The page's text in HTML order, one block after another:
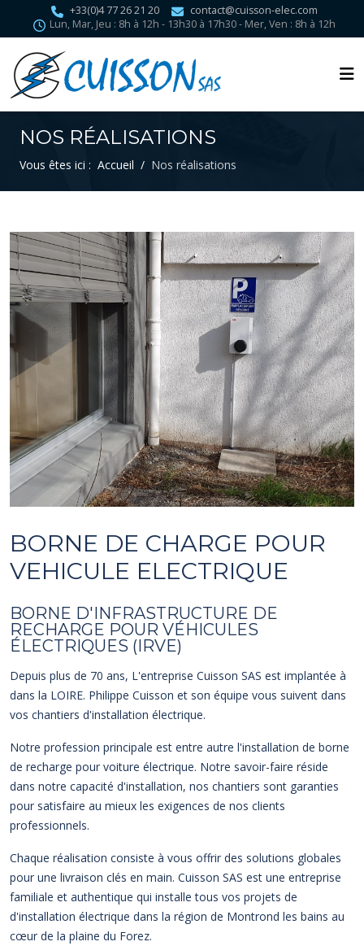
+33(0)4 77 26 21 20
contact@cuisson-elec.com
Lun, Mar, Jeu : 8h à 12h - 13h30 à 17h30 - Mer, Ven : 8h à 12h
NOS RÉALISATIONS
Vous êtes ici : Accueil Nos réalisations
BORNE DE CHARGE POUR
VEHICULE ELECTRIQUE
BORNE D'INFRASTRUCTURE DE
RECHARGE POUR VÉHICULES
ÉLECTRIQUES (IRVE)
Depuis plus de 70 ans, L'entreprise Cuisson SAS est implantée à
dans la LOIRE. Philippe Cuisson et son équipe vous suivent dans
vos chantiers d'installation électrique.
Notre profession principale est entre autre l'installation de borne
de recharge pour voiture électrique. Notre savoir-faire réside
dans notre capacité d'installation, nos chantiers sont garanties
pour satisfaire au mieux les exigences de nos clients
professionnels.
Chaque réalisation consiste à vous offrir des solutions globales
pour une livraison clés en main. Cuisson SAS est une entreprise
familiale et authentique qui installe tous vos projets de
d'installation électrique dans la région de Montrond les bains au
cœur de la plaine du Forez.